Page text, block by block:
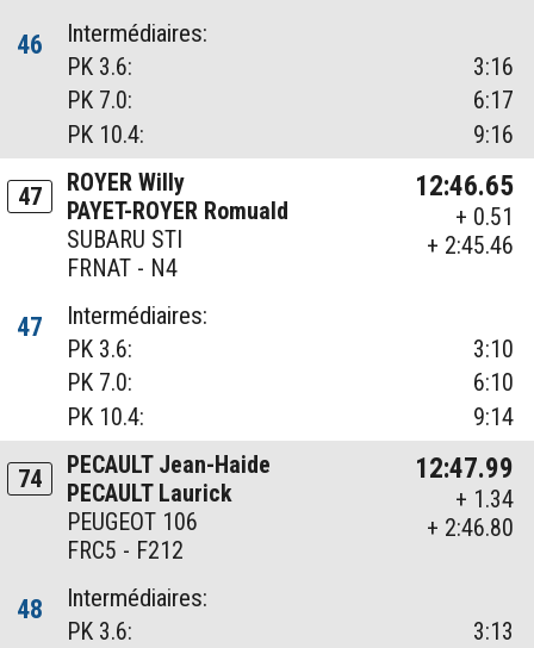
46
Intermédiaires:
PK 3.6:
3:16
PK 7.0:
6:17
PK 10.4:
9:16
47
ROYER Willy
PAYET-ROYER Romuald
SUBARU STI
FRNAT - N4
12:46.65
+ 0.51
+ 2:45.46
47
Intermédiaires:
PK 3.6:
3:10
PK 7.0:
6:10
PK 10.4:
9:14
74
PECAULT Jean-Haide
PECAULT Laurick
PEUGEOT 106
FRC5 - F212
12:47.99
+ 1.34
+ 2:46.80
48
Intermédiaires:
PK 3.6:
3:13